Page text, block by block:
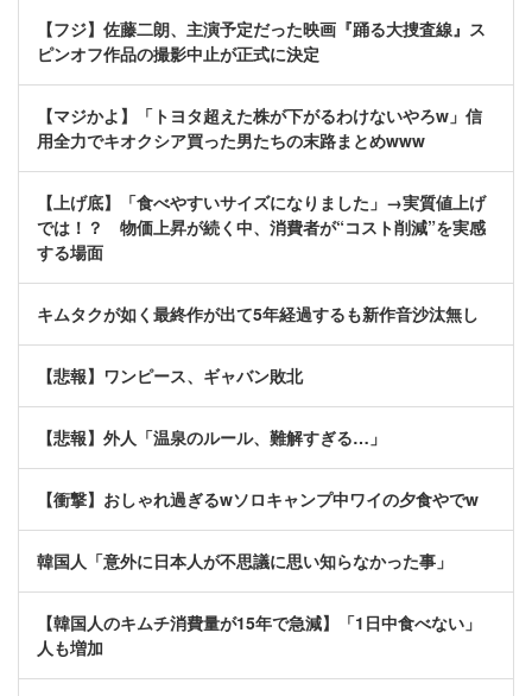
【フジ】佐藤二朗、主演予定だった映画『踊る大捜査線』ス
ピンオフ作品の撮影中止が正式に決定
【マジかよ】「トヨタ超えた株が下がるわけないやろw」信
用全力でキオクシア買った男たちの末路まとめwww
【上げ底】「食べやすいサイズになりました」→実質値上げ
では！？ 物価上昇が続く中、消費者が“コスト削減”を実感
する場面
キムタクが如く最終作が出て5年経過するも新作音沙汰無し
【悲報】ワンピース、ギャバン敗北
【悲報】外人「温泉のルール、難解すぎる…」
【衝撃】おしゃれ過ぎるwソロキャンプ中ワイの夕食やでw
韓国人「意外に日本人が不思議に思い知らなかった事」
【韓国人のキムチ消費量が15年で急減】「1日中食べない」
人も増加